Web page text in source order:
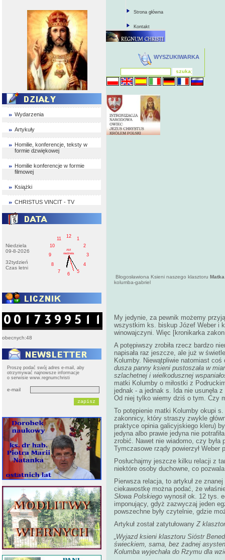
Wydarzenia
Artykuły
Homilie, konferencje, teksty w
formie dzwiękowej
Homilie konferencje w formie
filmowej
Książki
CHRISTUS VINCIT - TV
Niedziela
09-8-2026
32tydzień
Czas letni
1
2
3
4
5
6
7
8
9
10
11
12
AM
niedziela
obecnych:48
Proszę podać swój adres e-mail, aby
otrzymywać najnowsze informacje
o serwisie www.regnumchristi
e-mail
Strona główna
Kontakt
WYSZUKIWARKA
Błogosławiona Ksieni naszego klasztoru
kolumba-gabriel
My jedynie, za pewnik możemy
wszystkim ks. biskup Józef Weber i
winowajczyni. Więc [kronikarka
A potępiwszy zrobiła rzecz bardzo
napisała raz jeszcze, ale już w
Kolumby. Niewątpliwie natomiast
dusza panny ksieni pustoszała w
szlachetnej i wielkodusznej
matki Kolumby o miłostki z
jednak - a jednak s. Ida nie usunęła
Od niej tylko wiemy dziś o tym. Czy
To potępienie matki Kolumby okupi
zakonnicy, który straszy zwykle
praktyce opinia galicyjskiego kleru)
jedyna albo prawie jedyna nie
zrobić. Nawet nie wiadomo, czy
Tymczasowe rządy powierzył Weber
Posłuchajmy jeszcze kilku relacji z
niektóre osoby duchowne, co
Pierwsza relacja, to artykuł ze
ciekawostkę można podać, że
Słowa Polskiego wynosił ok. 12 tys.
imponujący, gdyż zazwyczaj jeden
powszechne były czytelnie, gdzie
Artykuł został zatytułowany Z
„Wyjazd ksieni klasztoru Sióstr
świeckiem, sama, bez żadnej
Kolumba wyjechała do Rzymu dla